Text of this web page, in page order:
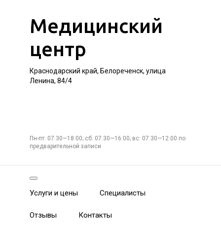
Медицинский
центр
Краснодарский край, Белореченск, улица
Ленина, 84/4
Пн-пт: 07:30—18:00; сб: 07:30—16:00; вс: 07:30—12:00 по
предварительной записи
Услуги и цены Специалисты
Отзывы Контакты